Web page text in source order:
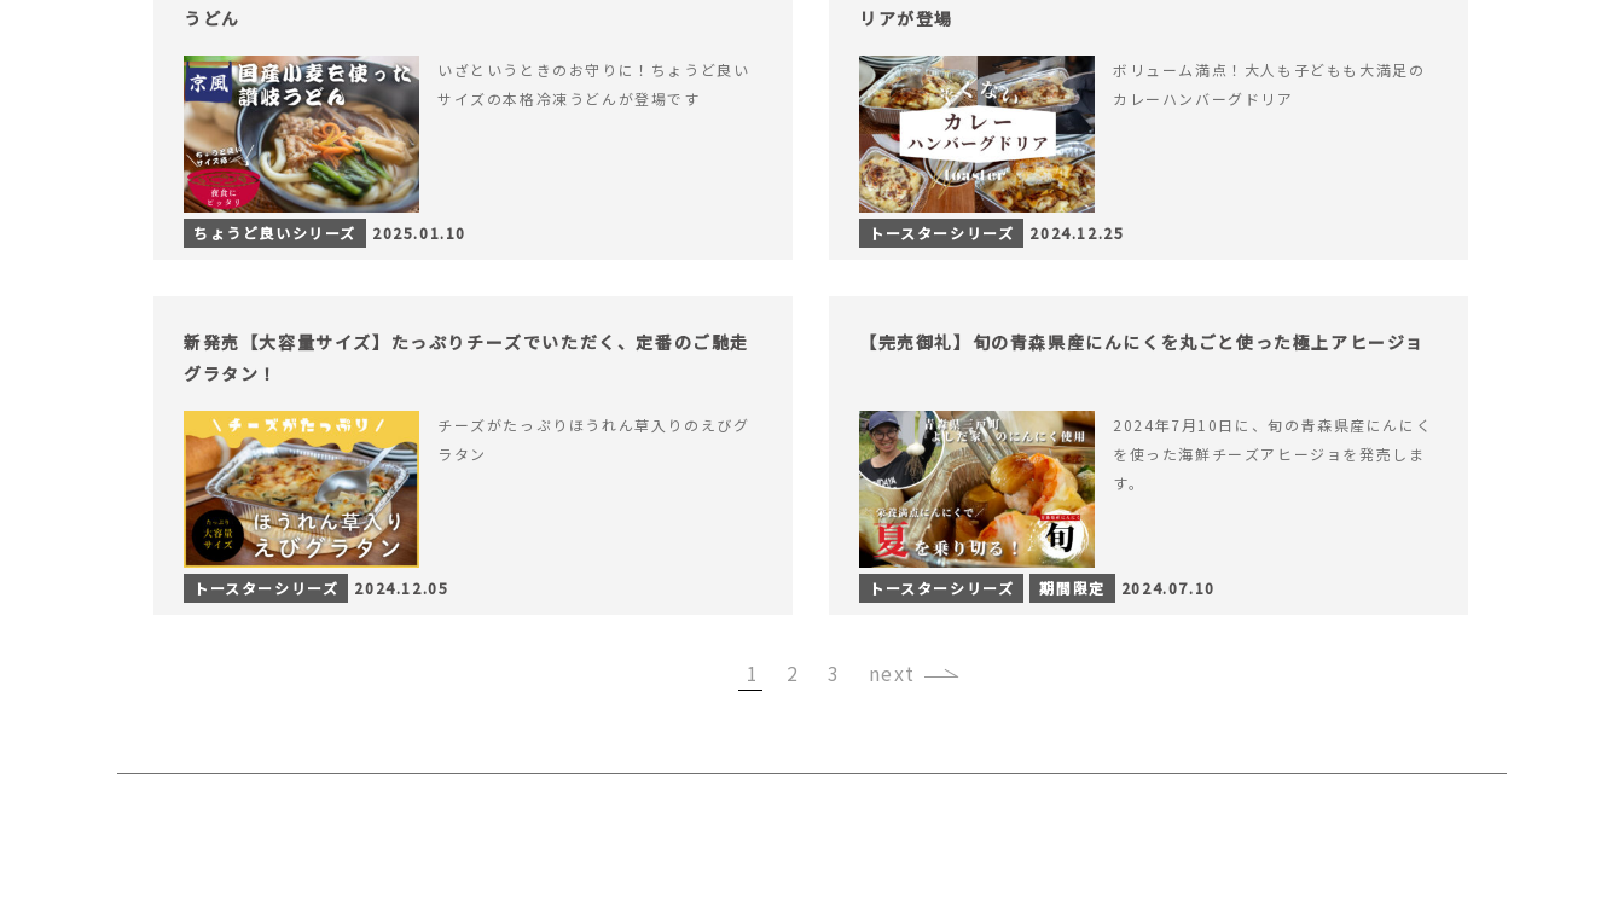
うどん
いざというときのお守りに！ちょうど良い
サイズの本格冷凍うどんが登場です
ちょうど良いシリーズ 2025.01.10
リアが登場
ボリューム満点！大人も子どもも大満足の
カレーハンバーグドリア
トースターシリーズ 2024.12.25
新発売【大容量サイズ】たっぷりチーズでいただく、定番のご馳走
グラタン！
チーズがたっぷりほうれん草入りのえびグ
ラタン
トースターシリーズ 2024.12.05
【完売御礼】旬の青森県産にんにくを丸ごと使った極上アヒージョ
2024年7月10日に、旬の青森県産にんにく
を使った海鮮チーズアヒージョを発売しま
す。
トースターシリーズ 期間限定 2024.07.10
1 2 3 ›